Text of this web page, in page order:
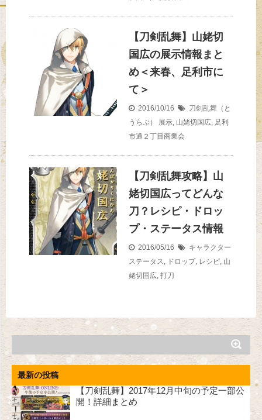
【刀剣乱舞】山姥切
国広の展示情報まと
め＜来春、足利市に
て＞
2016/10/16
刀剣乱舞（と
うらぶ）
展示, 山姥切国広, 足利
市通２丁目商業会
【刀剣乱舞攻略】山
姥切国広ってどんな
刀？レシピ・ドロッ
プ・ステータス情報
2016/05/16
キャラクター
ステータス, ドロップ, レシピ, 山
姥切国広, 打刀
最新の投稿
【刀剣乱舞】2017年12月中旬の予定一部公
開！詳細まとめ